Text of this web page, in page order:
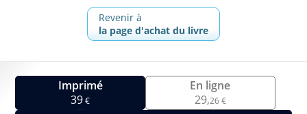
Revenir à
la page d'achat du livre
Imprimé
39€
En ligne
29,26 €